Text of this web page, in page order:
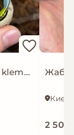
Phelsuma klemmeri Жаба
Киев
2 500